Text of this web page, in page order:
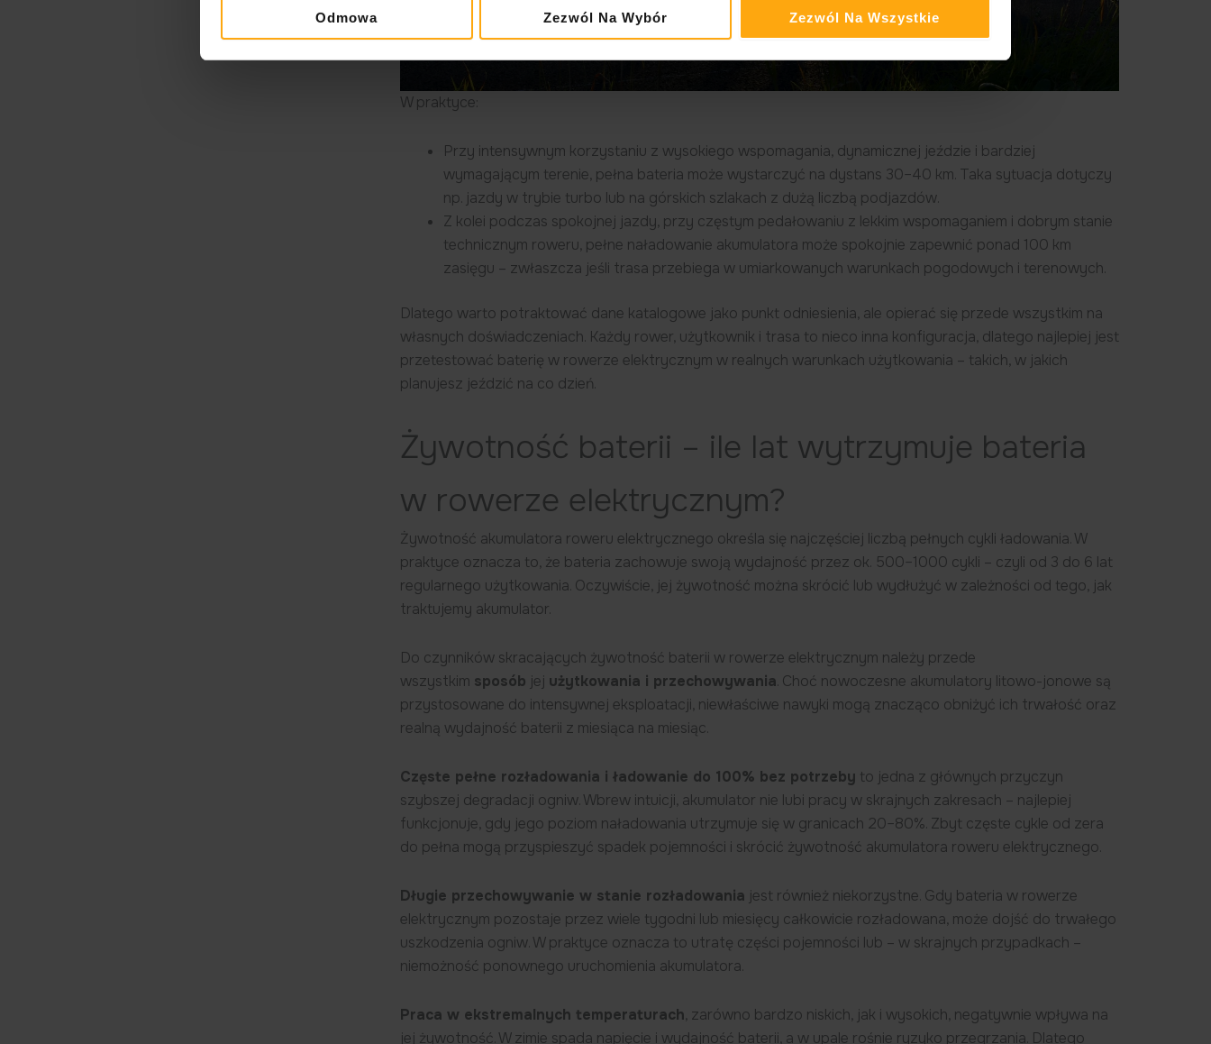
Odmowa Zezwól Na Wybór Zezwól Na Wszystkie
W praktyce:
Przy intensywnym korzystaniu z wysokiego wspomagania, dynamicznej jeździe i bardziej
wymagającym terenie, pełna bateria może wystarczyć na dystans 30–40 km. Taka sytuacja dotyczy
np. jazdy w trybie turbo lub na górskich szlakach z dużą liczbą podjazdów.
Z kolei podczas spokojnej jazdy, przy częstym pedałowaniu z lekkim wspomaganiem i dobrym stanie
technicznym roweru, pełne naładowanie akumulatora może spokojnie zapewnić ponad 100 km
zasięgu – zwłaszcza jeśli trasa przebiega w umiarkowanych warunkach pogodowych i terenowych.
Dlatego warto potraktować dane katalogowe jako punkt odniesienia, ale opierać się przede wszystkim na
własnych doświadczeniach. Każdy rower, użytkownik i trasa to nieco inna konfiguracja, dlatego najlepiej jest
przetestować baterię w rowerze elektrycznym w realnych warunkach użytkowania – takich, w jakich
planujesz jeździć na co dzień.
Żywotność baterii – ile lat wytrzymuje bateria
w rowerze elektrycznym?
Żywotność akumulatora roweru elektrycznego określa się najczęściej liczbą pełnych cykli ładowania. W
praktyce oznacza to, że bateria zachowuje swoją wydajność przez ok. 500–1000 cykli – czyli od 3 do 6 lat
regularnego użytkowania. Oczywiście, jej żywotność można skrócić lub wydłużyć w zależności od tego, jak
traktujemy akumulator.
Do czynników skracających żywotność baterii w rowerze elektrycznym należy przede
wszystkim sposób jej użytkowania i przechowywania. Choć nowoczesne akumulatory litowo-jonowe są
przystosowane do intensywnej eksploatacji, niewłaściwe nawyki mogą znacząco obniżyć ich trwałość oraz
realną wydajność baterii z miesiąca na miesiąc.
Częste pełne rozładowania i ładowanie do 100% bez potrzeby to jedna z głównych przyczyn
szybszej degradacji ogniw. Wbrew intuicji, akumulator nie lubi pracy w skrajnych zakresach – najlepiej
funkcjonuje, gdy jego poziom naładowania utrzymuje się w granicach 20–80%. Zbyt częste cykle od zera
do pełna mogą przyspieszyć spadek pojemności i skrócić żywotność akumulatora roweru elektrycznego.
Długie przechowywanie w stanie rozładowania jest również niekorzystne. Gdy bateria w rowerze
elektrycznym pozostaje przez wiele tygodni lub miesięcy całkowicie rozładowana, może dojść do trwałego
uszkodzenia ogniw. W praktyce oznacza to utratę części pojemności lub – w skrajnych przypadkach –
niemożność ponownego uruchomienia akumulatora.
Praca w ekstremalnych temperaturach, zarówno bardzo niskich, jak i wysokich, negatywnie wpływa na
jej żywotność. W zimie spada napięcie i wydajność baterii, a w upale rośnie ryzyko przegrzania. Dlatego